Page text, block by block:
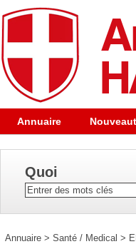
Annuaire
Quoi
Annuaire > Santé / Medical >